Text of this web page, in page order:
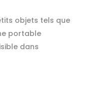
objets tels que
portable
dans